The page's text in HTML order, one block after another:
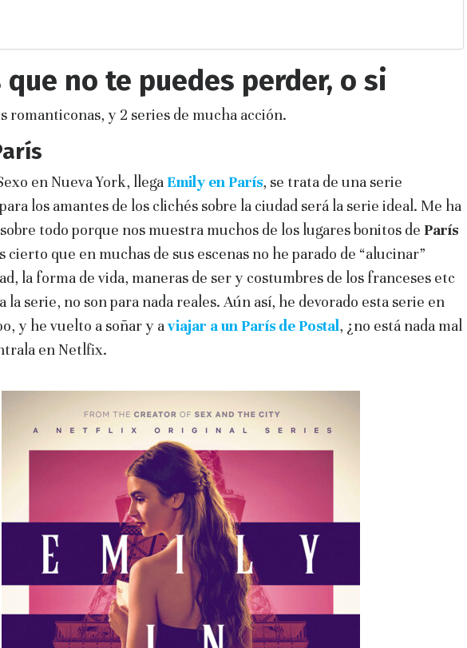
no te puedes perder, o si
romanticonas, y 2 series de mucha acción.
en Nueva York, llega Emily en París, se trata de una serie
los amantes de los clichés sobre la ciudad será la serie ideal. Me ha
todo porque nos muestra muchos de los lugares bonitos de París
cierto que en muchas de sus escenas no he parado de “alucinar”
la forma de vida, maneras de ser y costumbres de los franceses etc
la serie, no son para nada reales. Aún así, he devorado esta serie en
y he vuelto a soñar y aviajar a un París de Postal, ¿no está nada mal
en Netlfix.